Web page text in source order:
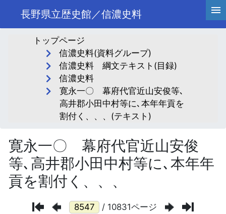
長野県立歴史館／信濃史料
トップページ
信濃史料(資料グループ)
信濃史料 綱文テキスト(目録)
信濃史料
寛永一〇 幕府代官近山安俊等､
高井郡小田中村等に､本年年貢を
割付く、、、(テキスト)
寛永一〇 幕府代官近山安俊
等､高井郡小田中村等に､本年年
貢を割付く、、、
/ 10831ページ